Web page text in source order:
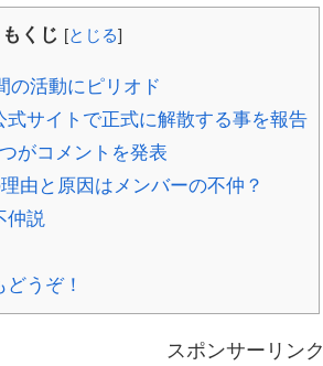
もくじ [とじる]
の活動にピリオド
サイトで正式に解散する事を報告
がコメントを発表
由と原因はメンバーの不仲？
仲説
うぞ！
スポンサーリンク